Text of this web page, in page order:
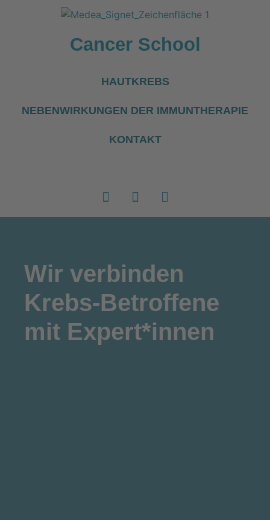
Cancer School
HAUTKREBS
NEBENWIRKUNGEN DER IMMUNTHERAPIE
KONTAKT
Wir verbinden
Krebs-Betroffene
mit Expert*innen